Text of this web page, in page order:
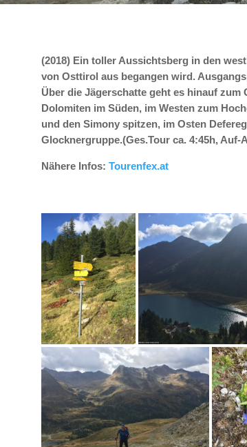
(2018) Ein toller Aussichtsberg in den
von Osttirol aus begangen wird.
Über die Jägerschatte geht es hinauf
Dolomiten im Süden, im Westen zum
und den Simony spitzen, im Osten
Glocknergruppe.(Ges.Tour ca. 4:45h, Auf-
Nähere Infos: Tourenfex.at